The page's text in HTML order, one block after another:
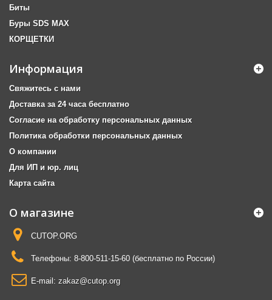
Биты
Буры SDS MAX
КОРЩЕТКИ
Информация
Свяжитесь с нами
Доставка за 24 часа бесплатно
Согласие на обработку персональных данных
Политика обработки персональных данных
О компании
Для ИП и юр. лиц
Карта сайта
О магазине
CUTOP.ORG
Телефоны: 8-800-511-15-60 (бесплатно по России)
E-mail: zakaz@cutop.org